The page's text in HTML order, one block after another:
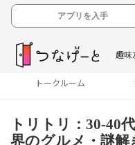
アプリを入手
趣味
トークルーム
トリトリ：30-40
界のグルメ・謎